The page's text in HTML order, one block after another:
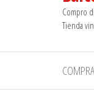
Compro
Tienda